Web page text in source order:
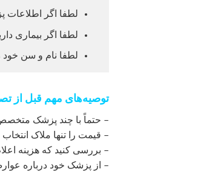
لطفا اگر اطلاعات
لطفا اگر بیماری
لطفا نام و سن خود
توصیه‌های مهم قبل از
– حتماً با چند پزشک
– قیمت را تنها ملاک
– بررسی کنید که هزینه
– از پزشک خود درباره